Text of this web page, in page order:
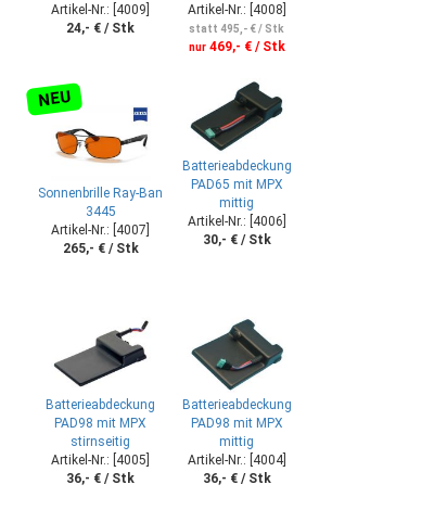
Artikel-Nr.: [4009]
24,- € / Stk
Artikel-Nr.: [4008]
statt 495,- € / Stk
nur469,- € / Stk
NEU
Sonnenbrille Ray-Ban
3445
Artikel-Nr.: [4007]
265,- € / Stk
Batterieabdeckung
PAD65 mit MPX
mittig
Artikel-Nr.: [4006]
30,- € / Stk
Batterieabdeckung
PAD98 mit MPX
stirnseitig
Artikel-Nr.: [4005]
36,- € / Stk
Batterieabdeckung
PAD98 mit MPX
mittig
Artikel-Nr.: [4004]
36,- € / Stk